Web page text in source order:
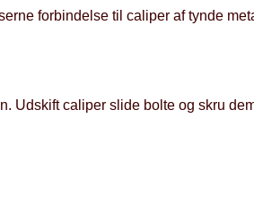
forbindelse til caliper af tynde
Udskift caliper slide bolte og skru